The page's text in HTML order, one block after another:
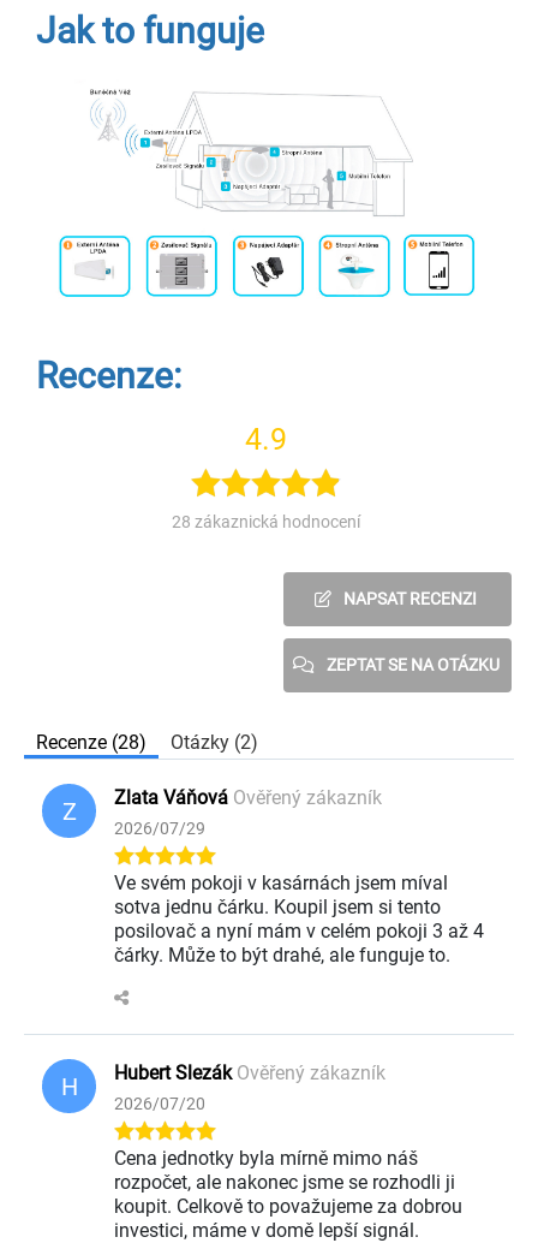
Jak to funguje
Recenze:
4.9
28 zákaznická hodnocení
NAPSAT RECENZI
ZEPTAT SE NA OTÁZKU
Recenze (28) Otázky (2)
Z Zlata Váňová Ověřený zákazník
2026/07/29
Ve svém pokoji v kasárnách jsem míval
sotva jednu čárku. Koupil jsem si tento
posilovač a nyní mám v celém pokoji 3 až 4
čárky. Může to být drahé, ale funguje to.
H Hubert SlezákOvěřený zákazník
2026/07/20
Cena jednotky byla mírně mimo náš
rozpočet, ale nakonec jsme se rozhodli ji
koupit. Celkově to považujeme za dobrou
investici, máme v domě lepší signál.